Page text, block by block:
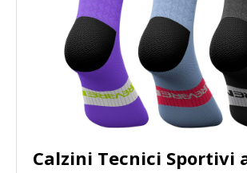
Calzini Tecnici Sportivi